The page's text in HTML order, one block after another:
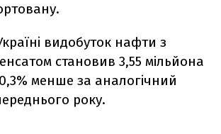
видобуток нафти з
становив 3,55 мільйона
менше за аналогiчний
року.